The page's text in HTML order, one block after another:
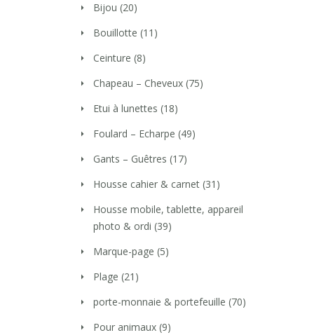
Bijou (20)
Bouillotte (11)
Ceinture (8)
Chapeau – Cheveux (75)
Etui à lunettes (18)
Foulard – Echarpe (49)
Gants – Guêtres (17)
Housse cahier & carnet (31)
Housse mobile, tablette, appareil
photo & ordi (39)
Marque-page (5)
Plage (21)
porte-monnaie & portefeuille (70)
Pour animaux (9)